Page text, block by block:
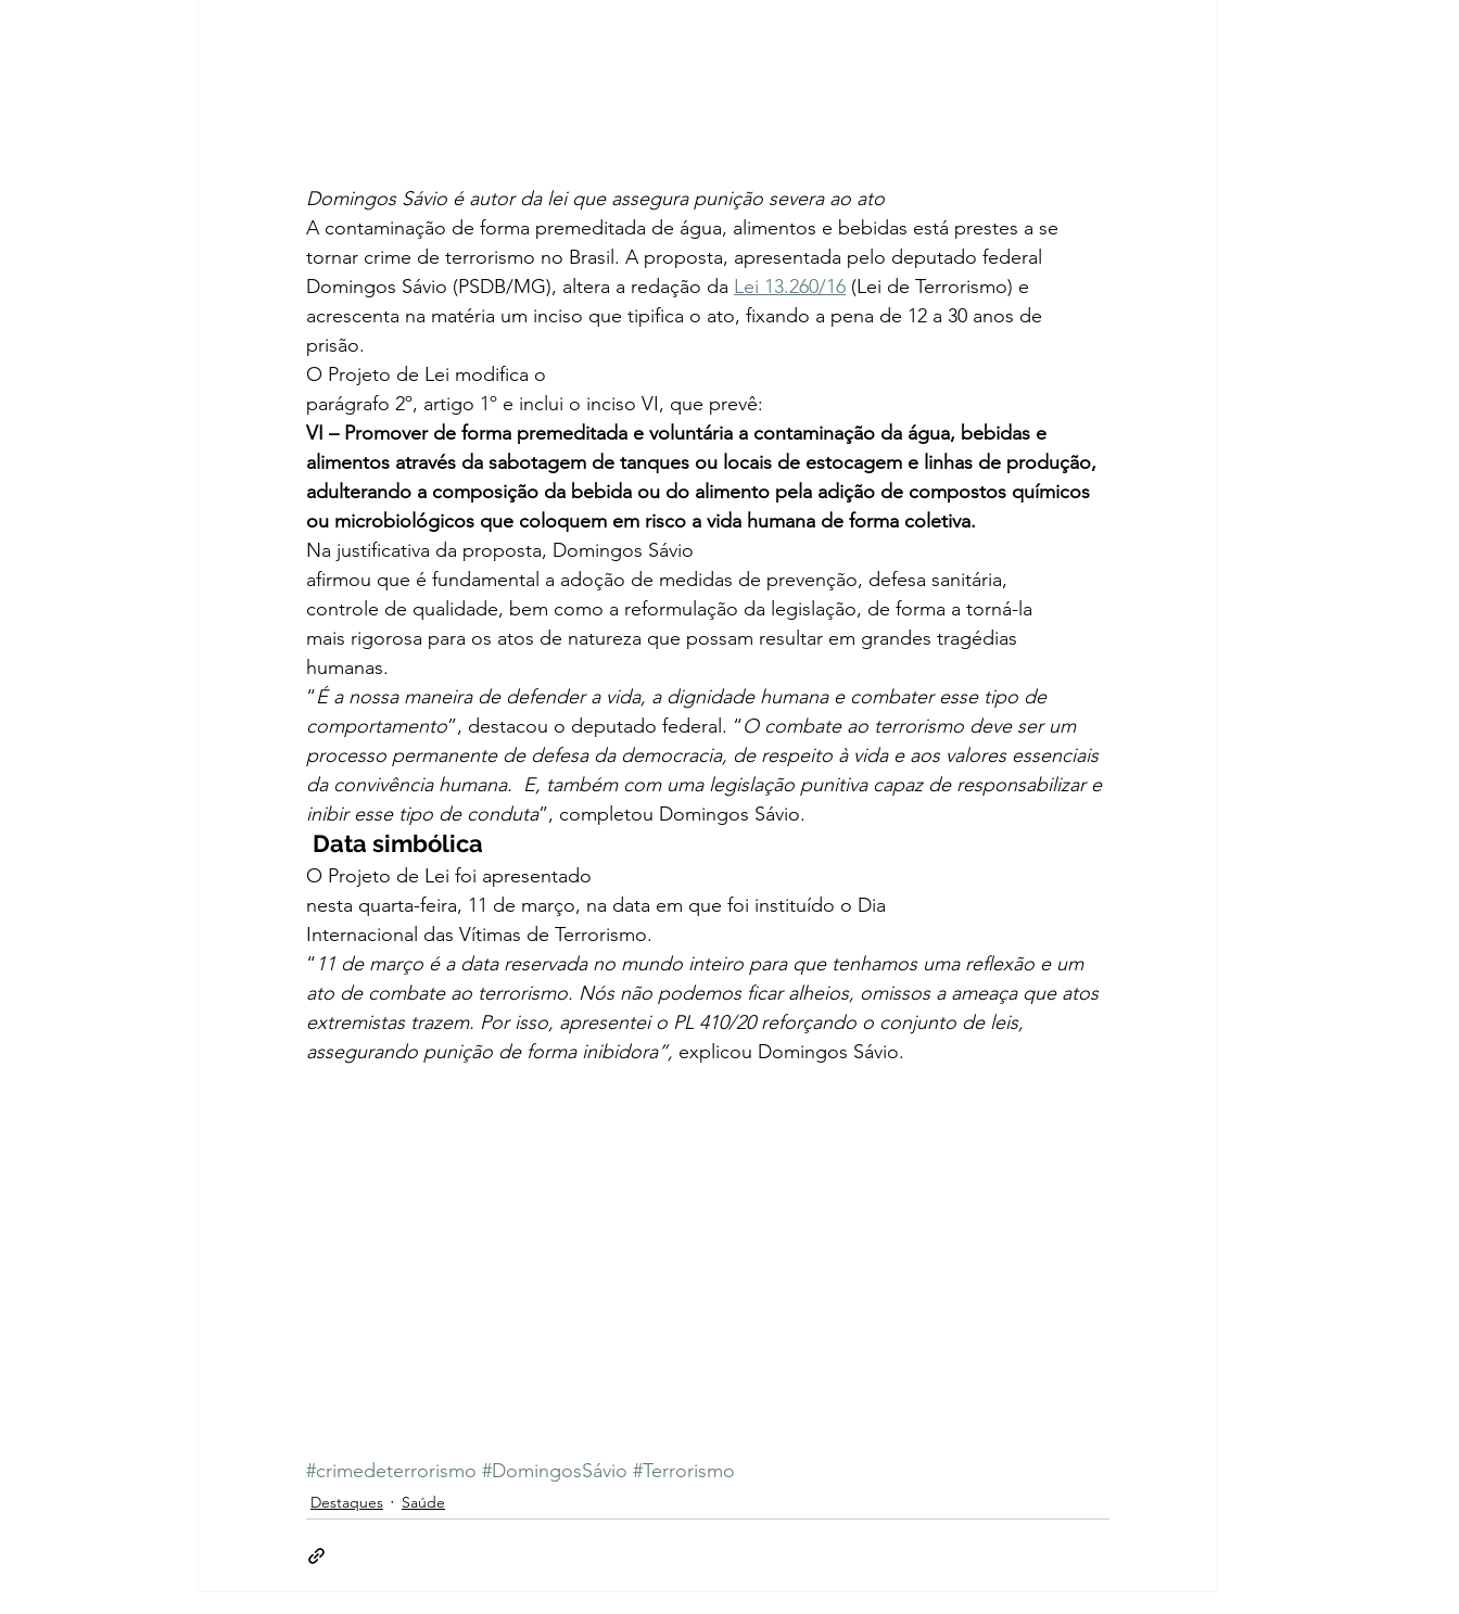
Domingos Sávio é autor da lei que assegura punição severa ao ato
A contaminação de forma premeditada de água, alimentos e bebidas está prestes a se
tornar crime de terrorismo no Brasil. A proposta, apresentada pelo deputado federal
Domingos Sávio (PSDB/MG), altera a redação da Lei 13.260/16 (Lei de Terrorismo) e
acrescenta na matéria um inciso que tipifica o ato, fixando a pena de 12 a 30 anos de
prisão.
O Projeto de Lei modifica o
parágrafo 2º, artigo 1º e inclui o inciso VI, que prevê:
VI – Promover de forma premeditada e voluntária a contaminação da água, bebidas e
alimentos através da sabotagem de tanques ou locais de estocagem e linhas de produção,
adulterando a composição da bebida ou do alimento pela adição de compostos químicos
ou microbiológicos que coloquem em risco a vida humana de forma coletiva.
Na justificativa da proposta, Domingos Sávio
afirmou que é fundamental a adoção de medidas de prevenção, defesa sanitária,
controle de qualidade, bem como a reformulação da legislação, de forma a torná-la
mais rigorosa para os atos de natureza que possam resultar em grandes tragédias
humanas.
“É a nossa maneira de defender a vida, a dignidade humana e combater esse tipo de
comportamento”, destacou o deputado federal. “O combate ao terrorismo deve ser um
processo permanente de defesa da democracia, de respeito à vida e aos valores essenciais
da convivência humana.  E, também com uma legislação punitiva capaz de responsabilizar e
inibir esse tipo de conduta”, completou Domingos Sávio.
Data simbólica
O Projeto de Lei foi apresentado
nesta quarta-feira, 11 de março, na data em que foi instituído o Dia
Internacional das Vítimas de Terrorismo.
“ 11 de março é a data reservada no mundo inteiro para que tenhamos uma reflexão e um
ato de combate ao terrorismo. Nós não podemos ficar alheios, omissos a ameaça que atos
extremistas trazem. Por isso, apresentei o PL 410/20 reforçando o conjunto de leis,
assegurando punição de forma inibidora”, explicou Domingos Sávio.
#crimedeterrorismo #DomingosSávio #Terrorismo
Destaques Saúde